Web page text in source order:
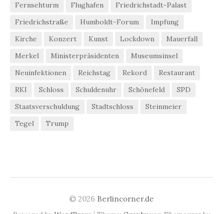
Fernsehturm
Flughafen
Friedrichstadt-Palast
Friedrichstraße
Humboldt-Forum
Impfung
Kirche
Konzert Kunst Lockdown
Mauerfall
Merkel
Ministerpräsidenten
Museumsinsel
Neuinfektionen
Reichstag Rekord
Restaurant
RKI
Schloss Schuldenuhr Schönefeld
SPD
Staatsverschuldung
Stadtschloss
Steinmeier
Tegel
Trump
© 2026 Berlincorner.de